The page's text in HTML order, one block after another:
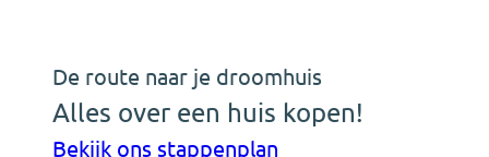
De route naar je droomhuis
Alles over een huis kopen!
Bekijk ons stappenplan